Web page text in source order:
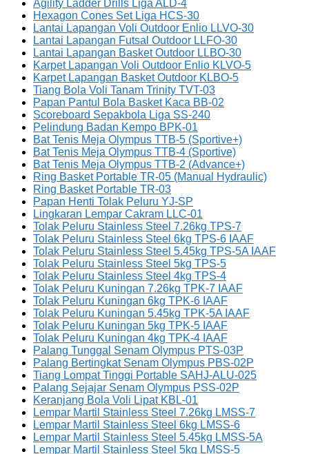
Agility Ladder Drills Liga ALD-4
Hexagon Cones Set Liga HCS-30
Lantai Lapangan Voli Outdoor Enlio LLVO-30
Lantai Lapangan Futsal Outdoor LLFO-30
Lantai Lapangan Basket Outdoor LLBO-30
Karpet Lapangan Voli Outdoor Enlio KLVO-5
Karpet Lapangan Basket Outdoor KLBO-5
Tiang Bola Voli Tanam Trinity TVT-03
Papan Pantul Bola Basket Kaca BB-02
Scoreboard Sepakbola Liga SS-240
Pelindung Badan Kempo BPK-01
Bat Tenis Meja Olympus TTB-5 (Sportive+)
Bat Tenis Meja Olympus TTB-4 (Sportive)
Bat Tenis Meja Olympus TTB-2 (Advance+)
Ring Basket Portable TR-05 (Manual Hydraulic)
Ring Basket Portable TR-03
Papan Henti Tolak Peluru YJ-SP
Lingkaran Lempar Cakram LLC-01
Tolak Peluru Stainless Steel 7.26kg TPS-7
Tolak Peluru Stainless Steel 6kg TPS-6 IAAF
Tolak Peluru Stainless Steel 5.45kg TPS-5A IAAF
Tolak Peluru Stainless Steel 5kg TPS-5
Tolak Peluru Stainless Steel 4kg TPS-4
Tolak Peluru Kuningan 7.26kg TPK-7 IAAF
Tolak Peluru Kuningan 6kg TPK-6 IAAF
Tolak Peluru Kuningan 5.45kg TPK-5A IAAF
Tolak Peluru Kuningan 5kg TPK-5 IAAF
Tolak Peluru Kuningan 4kg TPK-4 IAAF
Palang Tunggal Senam Olympus PTS-03P
Palang Bertingkat Senam Olympus PBS-02P
Tiang Lompat Tinggi Portable SAHJ-ALU-025
Palang Sejajar Senam Olympus PSS-02P
Keranjang Bola Voli Lipat KBL-01
Lempar Martil Stainless Steel 7.26kg LMSS-7
Lempar Martil Stainless Steel 6kg LMSS-6
Lempar Martil Stainless Steel 5.45kg LMSS-5A
Lempar Martil Stainless Steel 5kg LMSS-5